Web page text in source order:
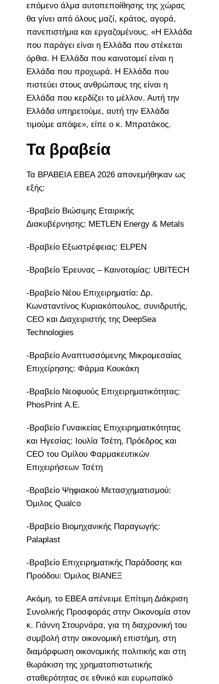
επόμενο άλμα αυτοπεποίθησης της χώρας
θα γίνει από όλους μαζί, κράτος, αγορά,
πανεπιστήμια και εργαζομένους. «Η Ελλάδα
που παράγει είναι η Ελλάδα που στέκεται
όρθια. Η Ελλάδα που καινοτομεί είναι η
Ελλάδα που προχωρά. Η Ελλάδα που
πιστεύει στους ανθρώπους της είναι η
Ελλάδα που κερδίζει το μέλλον. Αυτή την
Ελλάδα υπηρετούμε, αυτή την Ελλάδα
τιμούμε απόψε», είπε ο κ. Μπρατάκος.
Τα βραβεία
Τα ΒΡΑΒΕΙΑ ΕΒΕΑ 2026 απονεμήθηκαν ως
εξής:
-Βραβείο Βιώσιμης Εταιρικής
Διακυβέρνησης: METLEN Energy & Metals
-Βραβείο Εξωστρέφειας: ELPEN
-Βραβείο Έρευνας – Καινοτομίας: UBITECH
-Βραβείο Νέου Επιχειρηματία: Δρ.
Κωνσταντίνος Κυριακόπουλος, συνιδρυτής,
CEO και Διαχειριστής της DeepSea
Technologies
-Βραβείο Αναπτυσσόμενης Μικρομεσαίας
Επιχείρησης: Φάρμα Κουκάκη
-Βραβείο Νεοφυούς Επιχειρηματικότητας:
PhosPrint Α.Ε.
-Βραβείο Γυναικείας Επιχειρηματικότητας
και Ηγεσίας: Ιουλία Τσέτη, Πρόεδρος και
CEO του Ομίλου Φαρμακευτικών
Επιχειρήσεων Τσέτη
-Βραβείο Ψηφιακού Μετασχηματισμού:
Όμιλος Qualco
-Βραβείο Βιομηχανικής Παραγωγής:
Palaplast
-Βραβείο Επιχειρηματικής Παράδοσης και
Προόδου: Όμιλος ΒΙΑΝΕΞ
Ακόμη, το ΕΒΕΑ απένειμε Επίτιμη Διάκριση
Συνολικής Προσφοράς στην Οικονομία στον
κ. Γιάννη Στουρνάρα, για τη διαχρονική του
συμβολή στην οικονομική επιστήμη, στη
διαμόρφωση οικονομικής πολιτικής και στη
θωράκιση της χρηματοπιστωτικής
σταθερότητας σε εθνικό και ευρωπαϊκό